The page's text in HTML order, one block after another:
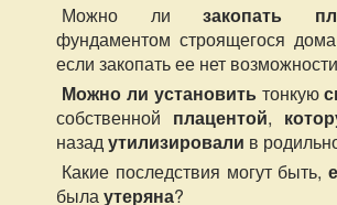
Можно ли закопать
фундаментом строящегося
если закопать ее нет
Можно ли установить тонкую
собственной плацентой,
назадутилизировали в
Какие последствия могут быть,
былаутеряна?